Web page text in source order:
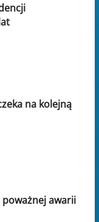
na kolejną
awarii